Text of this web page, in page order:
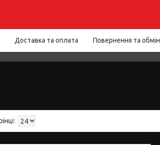
Доставка та оплата Повернення та обмін